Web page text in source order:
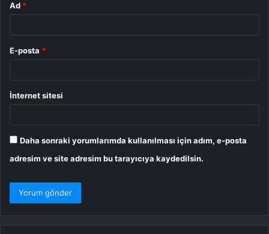
Ad *
E-posta *
İnternet sitesi
Daha sonraki yorumlarımda kullanılması için adım, e-posta
adresim ve site adresim bu tarayıcıya kaydedilsin.